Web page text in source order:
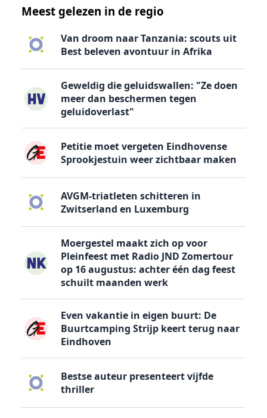
Meest gelezen in de regio
Van droom naar Tanzania: scouts uit
Best beleven avontuur in Afrika
Geweldig die geluidswallen: "Ze doen
meer dan beschermen tegen
geluidoverlast"
Petitie moet vergeten Eindhovense
Sprookjestuin weer zichtbaar maken
AVGM-triatleten schitteren in
Zwitserland en Luxemburg
Moergestel maakt zich op voor
Pleinfeest met Radio JND Zomertour
op 16 augustus: achter één dag feest
schuilt maanden werk
Even vakantie in eigen buurt: De
Buurtcamping Strijp keert terug naar
Eindhoven
Bestse auteur presenteert vijfde
thriller